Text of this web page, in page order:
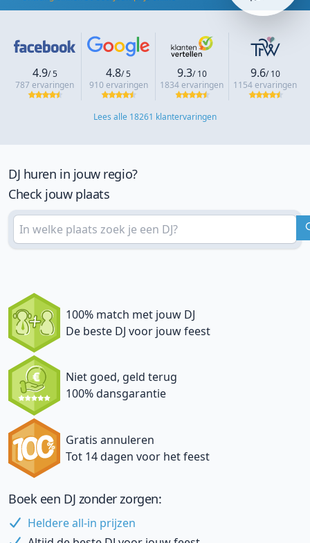
4.9/ 5
787 ervaringen
4.8/ 5
910 ervaringen
9.3/ 10
1834 ervaringen
9.6/ 10
1154 ervaringen
Lees alle 18261 klantervaringen
DJ huren in jouw regio?
Check jouw plaats
100% match met jouw DJ
De beste DJ voor jouw feest
Niet goed, geld terug
100% dansgarantie
Gratis annuleren
Tot 14 dagen voor het feest
Boek een DJ zonder zorgen:
Heldere all-in prijzen